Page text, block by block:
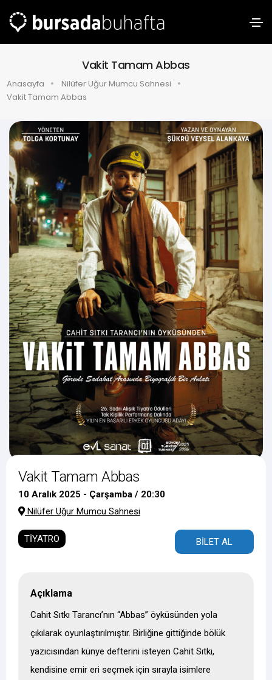
Vakit Tamam Abbas
Anasayfa
Nilüfer Uğur Mumcu Sahnesi
Vakit Tamam Abbas
Vakit Tamam Abbas
10 Aralık 2025 - Çarşamba / 20:30
Nilüfer Uğur Mumcu Sahnesi
TİYATRO BİLET AL
Açıklama
Cahit Sıtkı Tarancı’nın “Abbas” öyküsünden yola
çıkılarak oyunlaştırılmıştır. Birliğine gittiğinde bölük
yazıcısından künye defterini isteyen Cahit Sıtkı,
kendisine emir eri seçmek için sırayla isimlere